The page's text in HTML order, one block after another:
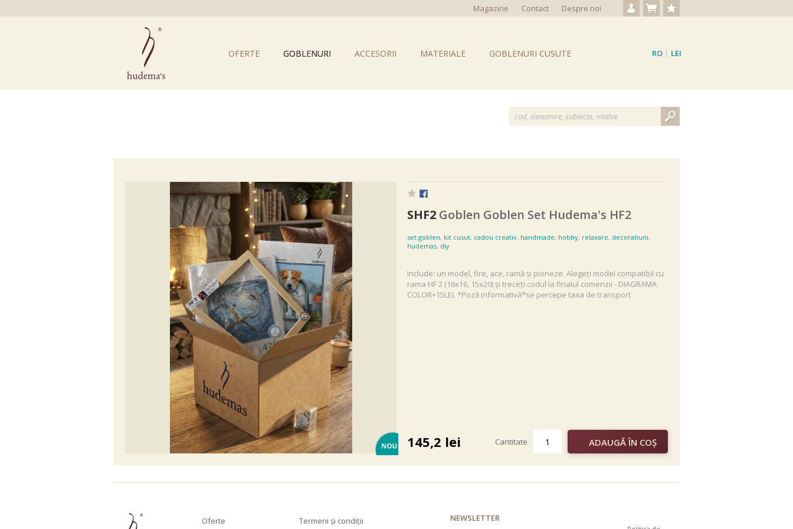
OFERTE GOBLENURI ACCESORII MATERIALE GOBLENURI CUSUTE
RO
LEI
Magazine Contact Despre noi Autentificare / Creare cont
Nu aveți produse
SHF2 Goblen Goblen Set Hudema's HF2
set goblen, kit cusut, cadou creativ, handmade, hobby, relaxare, decoratiuni,
hudemas, diy
Include: un model, fire, ace, ramă și pioneze. Alegeți model compatibil cu
rama HF 2 (16x16, 15x20) și treceți codul la finalul comenzii - DIAGRAMA
COLOR+15LEI. *Poză informativă*se percepe taxa de transport
145,2 lei Cantitate
Oferte Termeni și condiții NEWSLETTER